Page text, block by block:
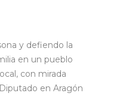
y defiendo la
en un pueblo
con mirada
en Aragón